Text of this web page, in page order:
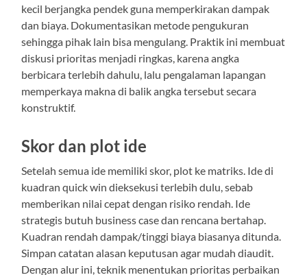
kecil berjangka pendek guna memperkirakan dampak
dan biaya. Dokumentasikan metode pengukuran
sehingga pihak lain bisa mengulang. Praktik ini membuat
diskusi prioritas menjadi ringkas, karena angka
berbicara terlebih dahulu, lalu pengalaman lapangan
memperkaya makna di balik angka tersebut secara
konstruktif.
Skor dan plot ide
Setelah semua ide memiliki skor, plot ke matriks. Ide di
kuadran quick win dieksekusi terlebih dulu, sebab
memberikan nilai cepat dengan risiko rendah. Ide
strategis butuh business case dan rencana bertahap.
Kuadran rendah dampak/tinggi biaya biasanya ditunda.
Simpan catatan alasan keputusan agar mudah diaudit.
Dengan alur ini, teknik menentukan prioritas perbaikan